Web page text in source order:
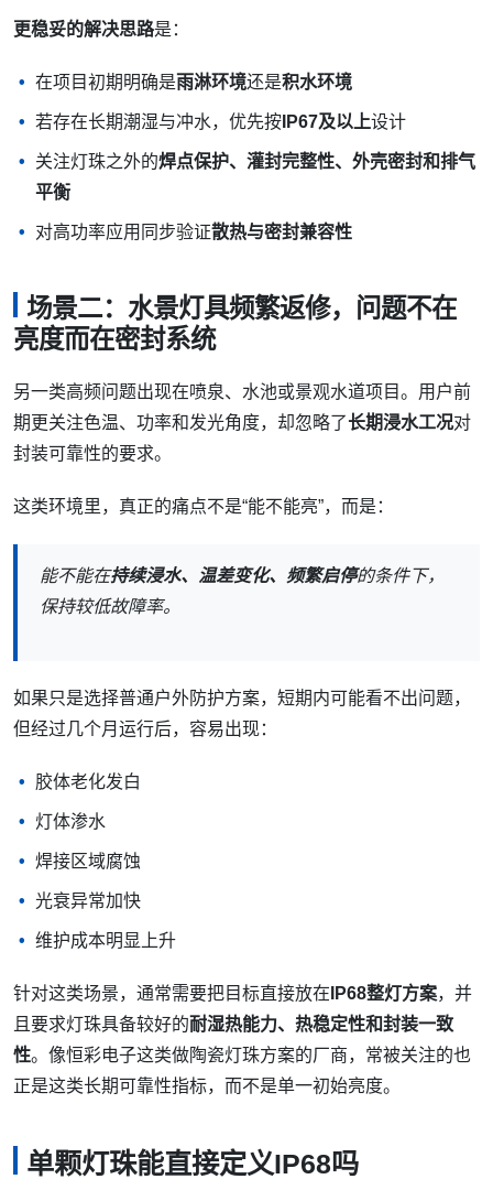
更稳妥的解决思路是：
在项目初期明确是雨淋环境还是积水环境
若存在长期潮湿与冲水，优先按 IP67及以上设计
关注灯珠之外的焊点保护、灌封完整性、外壳密封和排气
平衡
对高功率应用同步验证散热与密封兼容性
场景二：水景灯具频繁返修，问题不在
亮度而在密封系统
另一类高频问题出现在喷泉、水池或景观水道项目。用户前
期更关注色温、功率和发光角度，却忽略了长期浸水工况对
封装可靠性的要求。
这类环境里，真正的痛点不是“能不能亮”，而是：
能不能在持续浸水、温差变化、频繁启停的条件下，
保持较低故障率。
如果只是选择普通户外防护方案，短期内可能看不出问题，
但经过几个月运行后，容易出现：
胶体老化发白
灯体渗水
焊接区域腐蚀
光衰异常加快
维护成本明显上升
针对这类场景，通常需要把目标直接放在 IP68整灯方案，并
且要求灯珠具备较好的耐湿热能力、热稳定性和封装一致
性。像恒彩电子这类做陶瓷灯珠方案的厂商，常被关注的也
正是这类长期可靠性指标，而不是单一初始亮度。
单颗灯珠能直接定义IP68吗